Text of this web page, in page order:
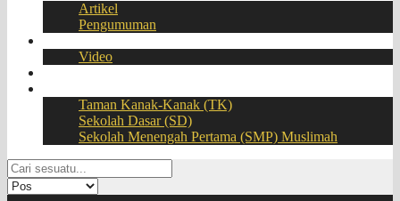
Artikel
Pengumuman
Video
Taman Kanak-Kanak (TK)
Sekolah Dasar (SD)
Sekolah Menengah Pertama (SMP) Muslimah